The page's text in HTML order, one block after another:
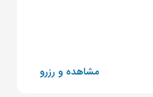
مشاهده و رزرو